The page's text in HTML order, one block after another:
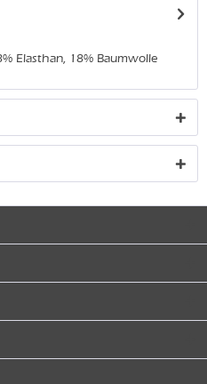
Elasthan, 18% Baumwolle